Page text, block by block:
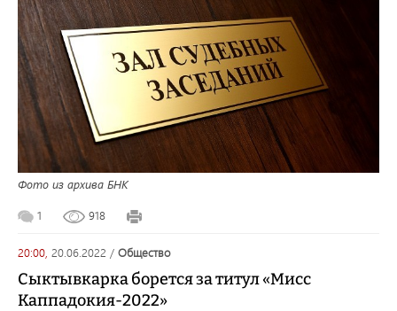
Фото из архива БНК
1 918
20:00, 20.06.2022 / общество
Сыктывкарка борется за титул «Мисс
Каппадокия-2022»